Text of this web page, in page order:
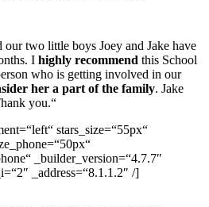
our two little boys Joey and Jake have
I highly recommend this School
who is getting involved in our
her a part of the family. Jake
you.“
stars_size=“55px“
_builder_version=“4.7.7″
_address=“8.1.1.2″ /]